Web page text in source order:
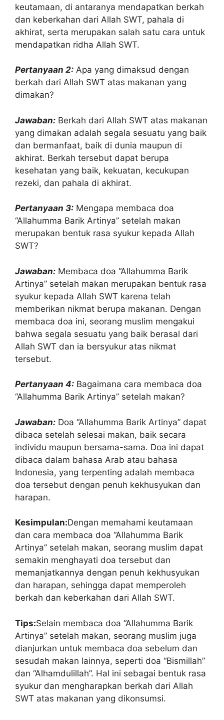
keutamaan, di antaranya mendapatkan berkah
dan keberkahan dari Allah SWT, pahala di
akhirat, serta merupakan salah satu cara untuk
mendapatkan ridha Allah SWT.
Pertanyaan 2: Apa yang dimaksud dengan
berkah dari Allah SWT atas makanan yang
dimakan?
Jawaban: Berkah dari Allah SWT atas makanan
yang dimakan adalah segala sesuatu yang baik
dan bermanfaat, baik di dunia maupun di
akhirat. Berkah tersebut dapat berupa
kesehatan yang baik, kekuatan, kecukupan
rezeki, dan pahala di akhirat.
Pertanyaan 3: Mengapa membaca doa
“Allahumma Barik Artinya” setelah makan
merupakan bentuk rasa syukur kepada Allah
SWT?
Jawaban: Membaca doa “Allahumma Barik
Artinya” setelah makan merupakan bentuk rasa
syukur kepada Allah SWT karena telah
memberikan nikmat berupa makanan. Dengan
membaca doa ini, seorang muslim mengakui
bahwa segala sesuatu yang baik berasal dari
Allah SWT dan ia bersyukur atas nikmat
tersebut.
Pertanyaan 4: Bagaimana cara membaca doa
“Allahumma Barik Artinya” setelah makan?
Jawaban: Doa “Allahumma Barik Artinya” dapat
dibaca setelah selesai makan, baik secara
individu maupun bersama-sama. Doa ini dapat
dibaca dalam bahasa Arab atau bahasa
Indonesia, yang terpenting adalah membaca
doa tersebut dengan penuh kekhusyukan dan
harapan.
Kesimpulan:Dengan memahami keutamaan
dan cara membaca doa “Allahumma Barik
Artinya” setelah makan, seorang muslim dapat
semakin menghayati doa tersebut dan
memanjatkannya dengan penuh kekhusyukan
dan harapan, sehingga dapat memperoleh
berkah dan keberkahan dari Allah SWT.
Tips:Selain membaca doa “Allahumma Barik
Artinya” setelah makan, seorang muslim juga
dianjurkan untuk membaca doa sebelum dan
sesudah makan lainnya, seperti doa “Bismillah”
dan “Alhamdulillah”. Hal ini sebagai bentuk rasa
syukur dan mengharapkan berkah dari Allah
SWT atas makanan yang dikonsumsi.